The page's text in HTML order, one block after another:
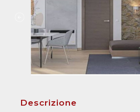
Descrizione